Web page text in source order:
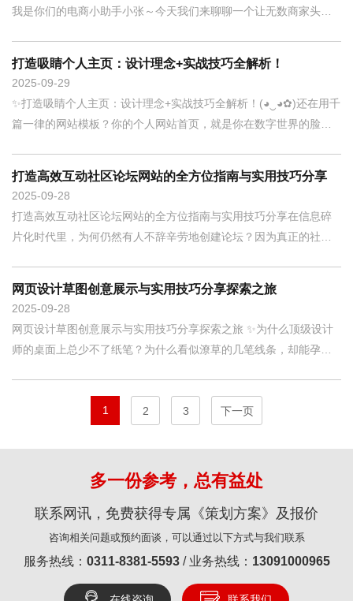
我是你们的电商小助手小张～今天我们来聊聊一个让无数商家头疼
09-29
2025
打造吸睛个人主页：设计理念+实战技巧全解析！
✨打造吸睛个人主页：设计理念+实战技巧全解析！(◕‿◕✿)还在用千
篇一律的网站模板？你的个人网站首页，就是你在数字世界的脸面
09-28
2025
打造高效互动社区论坛网站的全方位指南与实用技巧分享
打造高效互动社区论坛网站的全方位指南与实用技巧分享在信息碎
片化时代里，为何仍然有人不辞辛劳地创建论坛？因为真正的社区
09-28
2025
网页设计草图创意展示与实用技巧分享探索之旅
网页设计草图创意展示与实用技巧分享探索之旅 ✨为什么顶级设计
师的桌面上总少不了纸笔？为什么看似潦草的几笔线条，却能孕育
1 2 3 下一页
多一份参考，总有益处
联系网讯，免费获得专属《策划方案》及报价
咨询相关问题或预约面谈，可以通过以下方式与我们联系
服务热线： 0311-8381-5593/ 业务热线： 13091000965